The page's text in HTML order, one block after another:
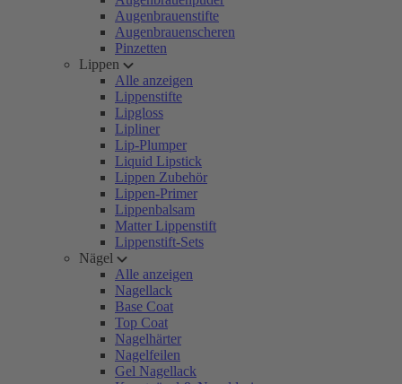
Augenbrauenstifte
Augenbrauenscheren
Pinzetten
Lippen
Alle anzeigen
Lippenstifte
Lipgloss
Lipliner
Lip-Plumper
Liquid Lipstick
Lippen Zubehör
Lippen-Primer
Lippenbalsam
Matter Lippenstift
Lippenstift-Sets
Nägel
Alle anzeigen
Nagellack
Base Coat
Top Coat
Nagelhärter
Nagelfeilen
Gel Nagellack